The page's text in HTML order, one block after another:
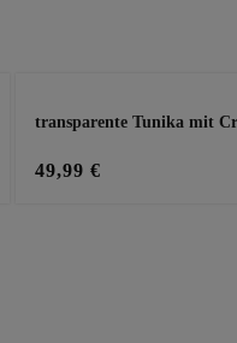
transparente Tunika mit
49,99 €